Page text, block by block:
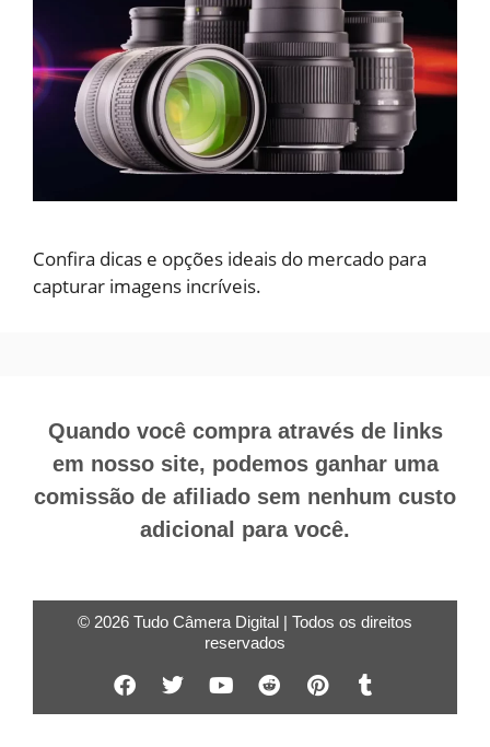
Confira dicas e opções ideais do mercado para
capturar imagens incríveis.
Quando você compra através de links
em nosso site, podemos ganhar uma
comissão de afiliado sem nenhum custo
adicional para você.
© 2026 Tudo Câmera Digital | Todos os direitos
reservados